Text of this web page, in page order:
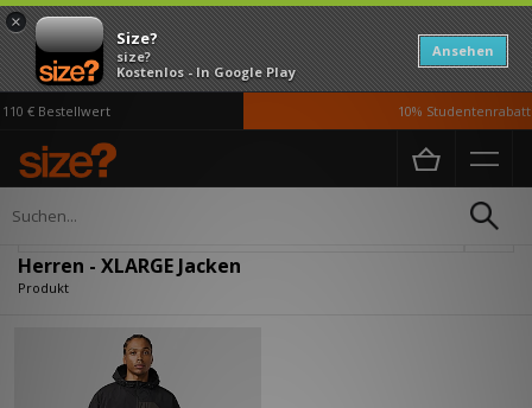
×
Size?
size?
Kostenlos - In Google Play
Ansehen
€ Bestellwert 10% Studentenrabatt
Home Herren
Herren - XLARGE Jacken
Produkt